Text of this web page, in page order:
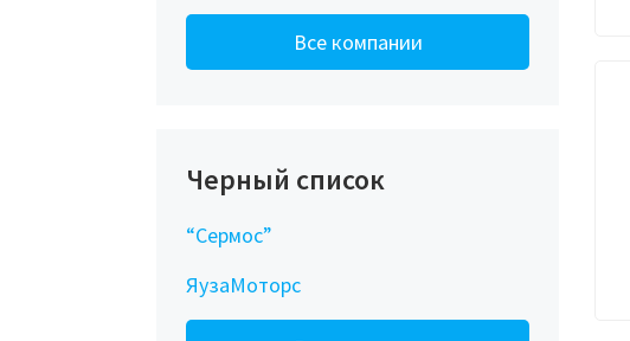
Все компании
Черный список
“Сермос”
ЯузаМоторс